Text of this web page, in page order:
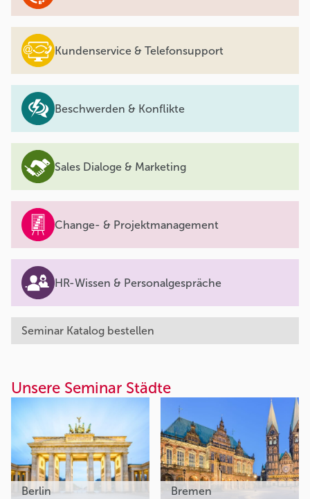
Kundenservice & Telefonsupport
Beschwerden & Konflikte
Sales Dialoge & Marketing
Change- & Projektmanagement
HR-Wissen & Personalgespräche
Seminar Katalog bestellen
Unsere Seminar Städte
Berlin Bremen